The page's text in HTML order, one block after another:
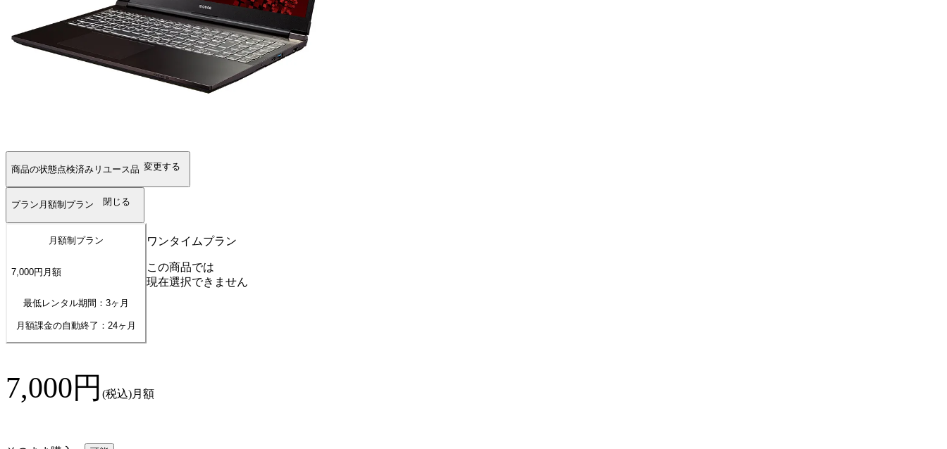
商品の状態点検済みリユース品 変更する
プラン 月額制プラン 閉じる
月額制プラン
7,000円 月額
最低レンタル期間：3ヶ月
月額課金の自動終了： 24ヶ月
ワンタイムプラン
この商品では
現在選択できません
7,000円 (税込)月額